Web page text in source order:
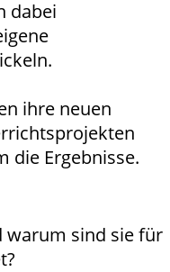
dabei
ihre neuen
die Ergebnisse.
warum sind sie für